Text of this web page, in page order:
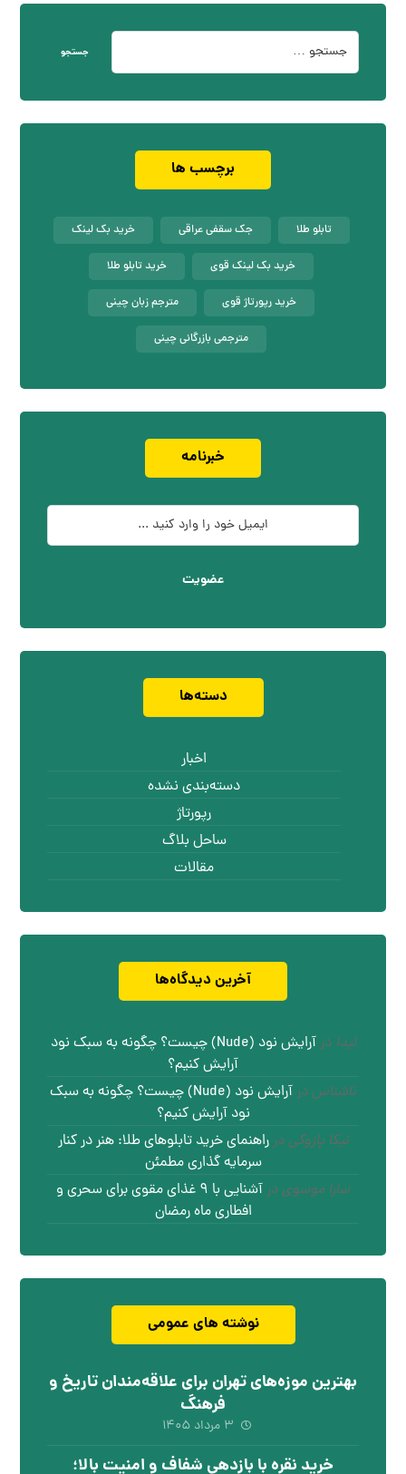
جستجو
برچسب ها
تابلو طلا جک سقفی عراقی خرید بک لینک
خرید بک لینک قوی خرید تابلو طلا
خرید رپورتاژ قوی مترجم زبان چینی
مترجمی بازرگانی چینی
خبرنامه
عضویت
دسته‌ها
اخبار
دسته‌بندی نشده
رپورتاژ
ساحل بلاگ
مقالات
آخرین دیدگاه‌ها
لیدا در
آرایش نود (Nude) چیست؟ چگونه به سبک نود
آرایش کنیم؟
ناشناس در
آرایش نود (Nude) چیست؟ چگونه به سبک
نود آرایش کنیم؟
نیکا پازوکی درراهنمای خرید تابلوهای طلا: هنر در کنار
سرمایه گذاری مطمئن
سارا موسوی در
آشنایی با ۹ غذای مقوی برای سحری و
افطاری ماه رمضان
نوشته های عمومی
بهترین موزه‌های تهران برای علاقه‌مندان تاریخ و
فرهنگ
۳ مرداد ۱۴۰۵
خرید نقره با بازدهی شفاف و امنیت بالا؛